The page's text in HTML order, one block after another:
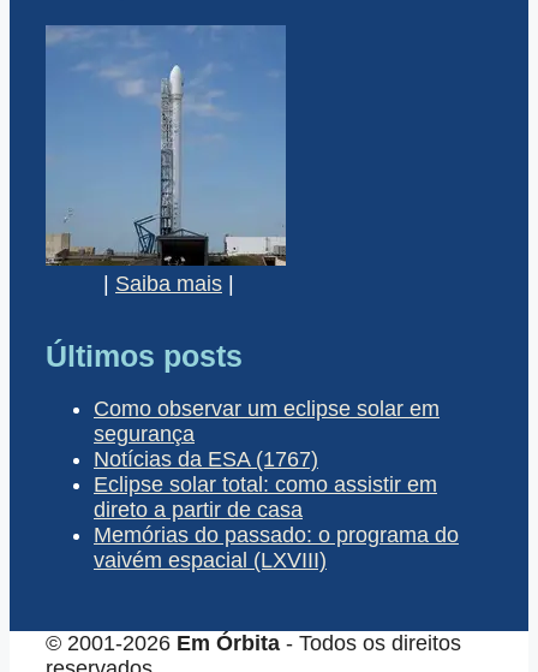
| Saiba mais |
Últimos posts
Como observar um eclipse solar em
segurança
Notícias da ESA (1767)
Eclipse solar total: como assistir em
direto a partir de casa
Memórias do passado: o programa do
vaivém espacial (LXVIII)
© 2001-2026 Em Órbita - Todos os direitos